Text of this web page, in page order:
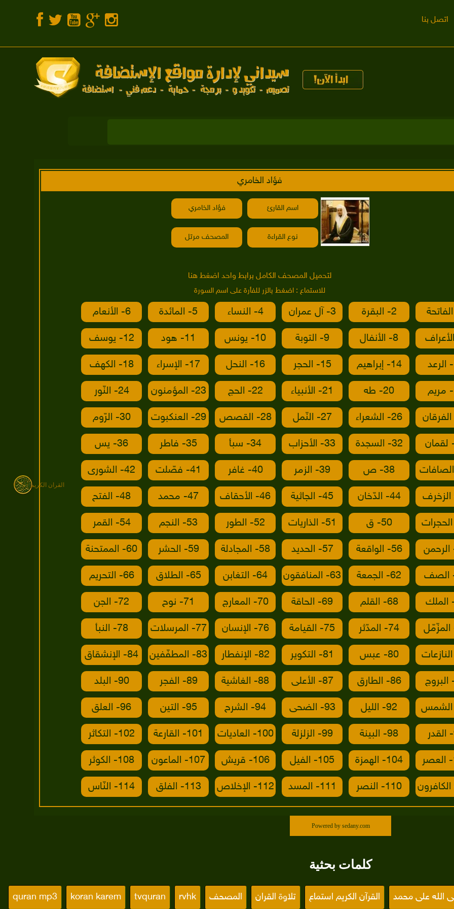
القران الكريم
اتصل بنا
فؤاد الخامري
اسم القارئ فؤاد الخامري
نوع القراءة المصحف مرتل
لتحميل المصحف الكامل برابط واحد اضغط هنا
للاستماع : اضغط بالزر للفأرة على اسم السورة
2- البقرة 3- آل عمران 4- النساء 5- المائدة 6- الأنعام
8- الأنفال 9- التوبة 10- يونس 11- هود 12- يوسف
14- إبراهيم 15- الحجر 16- النحل 17- الإسراء 18- الكهف
20- طه 21- الأنبياء 22- الحج 23- المؤمنون 24- النّور
26- الشعراء 27- النّمل 28- القصص 29- العنكبوت 30- الرّوم
32- السجدة 33- الأحزاب 34- سبأ 35- فاطر 36- يس
38- ص 39- الزمر 40- غافر 41- فصّلت 42- الشورى
44- الدّخان 45- الجاثية 46- الأحقاف 47- محمد 48- الفتح
50- ق 51- الذاريات 52- الطور 53- النجم 54- القمر
56- الواقعة 57- الحديد 58- المجادلة 59- الحشر 60- الممتحنة
62- الجمعة 63- المنافقون 64- التغابن 65- الطلاق 66- التحريم
68- القلم 69- الحاقة 70- المعارج 71- نوح 72- الجن
74- المدّثر 75- القيامة 76- الإنسان 77- المرسلات 78- النبأ
80- عبس 81- التكوير 82- الإنفطار 83- المطفّفين 84- الإنشقاق
86- الطارق 87- الأعلى 88- الغاشية 89- الفجر 90- البلد
92- الليل 93- الضحى 94- الشرح 95- التين 96- العلق
98- البينة 99- الزلزلة 100- العاديات 101- القارعة 102- التكاثر
104- الهمزة 105- الفيل 106- قريش 107- الماعون 108- الكوثر
110- النصر 111- المسد 112- الإخلاص 113- الفلق 114- النّاس
Powered by sedany.com
كلمات بحثية
الله على محمد القرآن الكريم استماع تلاوة القران المصحف rvhk
tvquran
koran karem
quran mp3